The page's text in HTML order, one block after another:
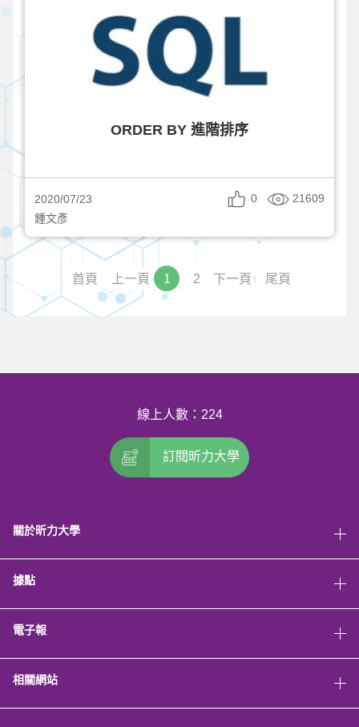
ORDER BY 進階排序
2020/07/23 0
21609
鍾文彥
首頁 上一頁 1 2 下一頁 尾頁
線上人數：224
訂閱昕力大學
關於昕力大學
據點
電子報
相關網站